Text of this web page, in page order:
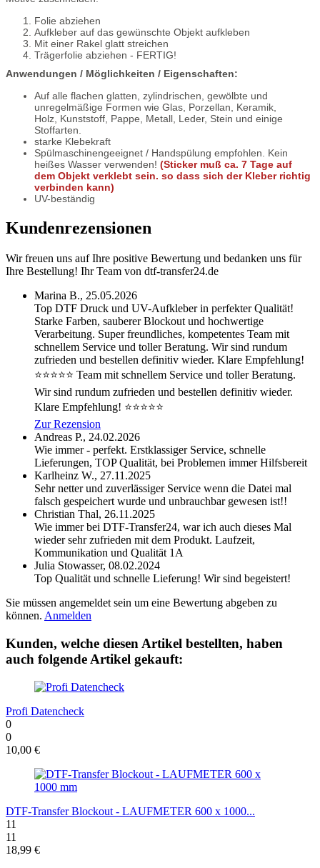
Folie abziehen
Aufkleber auf das gewünschte Objekt aufkleben
Mit einer Rakel glatt streichen
Trägerfolie abziehen - FERTIG!
Anwendungen / Möglichkeiten / Eigenschaften:
Auf alle flachen glatten, zylindrischen, gewölbte und
unregelmäßige Formen wie Glas, Porzellan, Keramik,
Holz, Kunststoff, Pappe, Metall, Leder, Stein und einige
Stoffarten.
starke Klebekraft
Spülmaschinengeeignet / Handspülung empfohlen. Kein
heißes Wasser verwenden! (Sticker muß ca. 7 Tage auf
dem Objekt verklebt sein. so dass sich der Kleber richtig
verbinden kann)
UV-beständig
Kundenrezensionen
Wir freuen uns auf Ihre positive Bewertung und bedanken uns für
Ihre Bestellung! Ihr Team von dtf-transfer24.de
Marina B., 25.05.2026
Top DTF Druck und UV-Aufkleber in perfekter Qualität!
Starke Farben, sauberer Blockout und hochwertige
Verarbeitung. Super freundliches, kompetentes Team mit
schnellem Service und toller Beratung. Wir sind rundum
zufrieden und bestellen definitiv wieder. Klare Empfehlung!
⭐⭐⭐⭐⭐ Team mit schnellem Service und toller Beratung.
Wir sind rundum zufrieden und bestellen definitiv wieder.
Klare Empfehlung! ⭐⭐⭐⭐⭐
Zur Rezension
Andreas P., 24.02.2026
Wie immer - perfekt. Erstklassiger Service, schnelle
Lieferungen, TOP Qualität, bei Problemen immer Hilfsbereit
Karlheinz W., 27.11.2025
Sehr netter und zuverlässiger Service wenn die Datei mal
falsch gespeichert wurde und unbrauchbar gewesen ist!!
Christian Thal, 26.11.2025
Wie immer bei DTF-Transfer24, war ich auch dieses Mal
wieder sehr zufrieden mit dem Produkt. Laufzeit,
Kommunikation und Qualität 1A
Julia Stowasser, 08.02.2024
Top Qualität und schnelle Lieferung! Wir sind begeistert!
Sie müssen angemeldet sein um eine Bewertung abgeben zu
können. Anmelden
Kunden, welche diesen Artikel bestellten, haben
auch folgende Artikel gekauft:
Profi Datencheck
0
0
10,00 €
DTF-Transfer Blockout - LAUFMETER 600 x 1000...
11
11
18,99 €